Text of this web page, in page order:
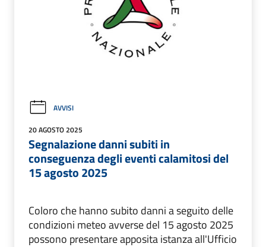
AVVISI
20 AGOSTO 2025
Segnalazione danni subiti in
conseguenza degli eventi calamitosi del
15 agosto 2025
Coloro che hanno subito danni a seguito delle
condizioni meteo avverse del 15 agosto 2025
possono presentare apposita istanza all'Ufficio